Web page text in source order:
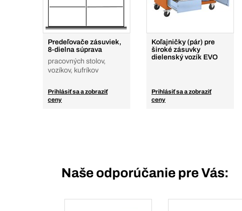
Predeľovače zásuviek,
8-dielna súprava
pracovných stolov,
vozíkov, kufríkov
Prihlásiť sa a zobraziť
ceny
Koľajničky (pár) pre
široké zásuvky
dielenský vozík EVO
Prihlásiť sa a zobraziť
ceny
Naše odporúčanie pre Vás: